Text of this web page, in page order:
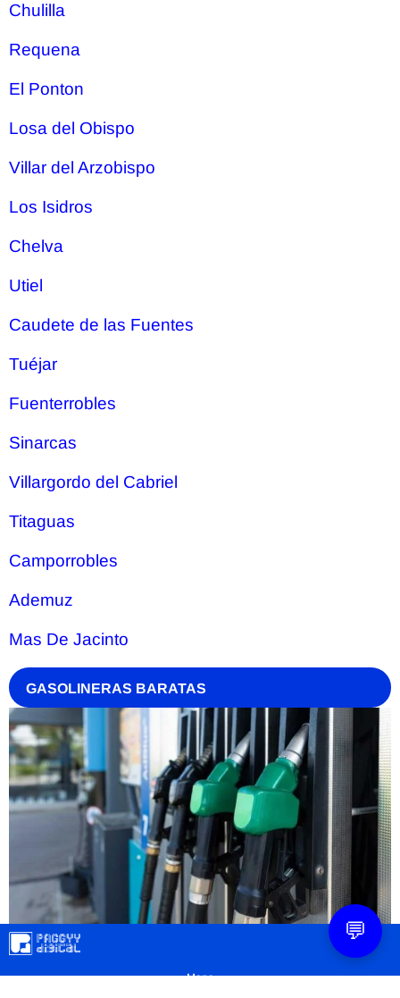
Chulilla
Requena
El Ponton
Losa del Obispo
Villar del Arzobispo
Los Isidros
Chelva
Utiel
Caudete de las Fuentes
Tuéjar
Fuenterrobles
Sinarcas
Villargordo del Cabriel
Titaguas
Camporrobles
Ademuz
Mas De Jacinto
GASOLINERAS BARATAS
Mapa
💬